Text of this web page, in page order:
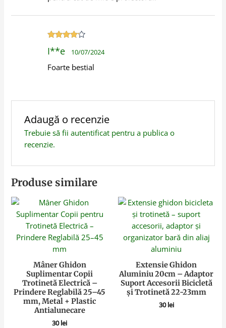
4din 5
I**e 10/07/2024
Foarte bestial
Adaugă o recenzie
Trebuie să fii autentificatpentru a publica o
recenzie.
Produse similare
Mâner Ghidon
Suplimentar Copii
Trotinetă Electrică –
Prindere Reglabilă 25–45
mm, Metal + Plastic
Antialunecare
30lei
Extensie Ghidon
Aluminiu 20cm – Adaptor
Suport Accesorii Bicicletă
și Trotinetă 22-23mm
30lei